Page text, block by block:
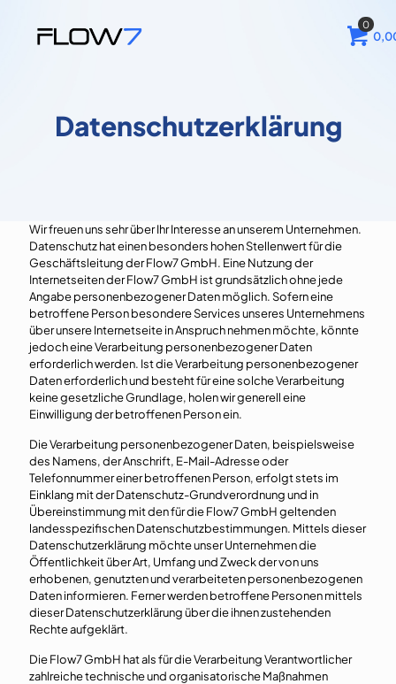
0
Datenschutzerklärung
Wir freuen uns sehr über Ihr Interesse an unserem Unternehmen.
Datenschutz hat einen besonders hohen Stellenwert für die
Geschäftsleitung der Flow7 GmbH. Eine Nutzung der
Internetseiten der Flow7 GmbH ist grundsätzlich ohne jede
Angabe personenbezogener Daten möglich. Sofern eine
betroffene Person besondere Services unseres Unternehmens
über unsere Internetseite in Anspruch nehmen möchte, könnte
jedoch eine Verarbeitung personenbezogener Daten
erforderlich werden. Ist die Verarbeitung personenbezogener
Daten erforderlich und besteht für eine solche Verarbeitung
keine gesetzliche Grundlage, holen wir generell eine
Einwilligung der betroffenen Person ein.
Die Verarbeitung personenbezogener Daten, beispielsweise
des Namens, der Anschrift, E-Mail-Adresse oder
Telefonnummer einer betroffenen Person, erfolgt stets im
Einklang mit der Datenschutz-Grundverordnung und in
Übereinstimmung mit den für die Flow7 GmbH geltenden
landesspezifischen Datenschutzbestimmungen. Mittels dieser
Datenschutzerklärung möchte unser Unternehmen die
Öffentlichkeit über Art, Umfang und Zweck der von uns
erhobenen, genutzten und verarbeiteten personenbezogenen
Daten informieren. Ferner werden betroffene Personen mittels
dieser Datenschutzerklärung über die ihnen zustehenden
Rechte aufgeklärt.
Die Flow7 GmbH hat als für die Verarbeitung Verantwortlicher
zahlreiche technische und organisatorische Maßnahmen